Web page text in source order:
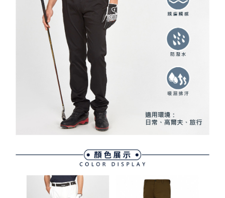
【注意事項】
１．透過由恩沛科技股份有限公司提供之「AFTEE先享後付」服務完成之交
易，需依本服務之必要範圍內提供個人資料，並將交易相關給付款項請求債
權轉讓予恩沛科技股份有限公司。
２．關於個人資料處理事宜，請瀏覽以下網址：
https://aftee.tw/terms/#terms3
３．未成年的使用者請事先徵得法定代理人或監護人之同意方可使用
「AFTEE先享後付」，若未經同意申辦者引起之損失，本公司不負相關責
４．使用「AFTEE先享後付」時，將依據個別帳號之用戶狀況，依本公司即
時審查核予不同之上限額度；若仍有額度不足之情形，本公司將視審查結果
請求用戶進行身份認證。
５．嚴禁一人註冊多個帳號或使用他人資訊註冊。若發現惡意使用之情形，
恩沛科技股份有限公司將有權停止該用戶之使用額度並採取法律行動。
7-11取貨付款
付款後7-11取貨